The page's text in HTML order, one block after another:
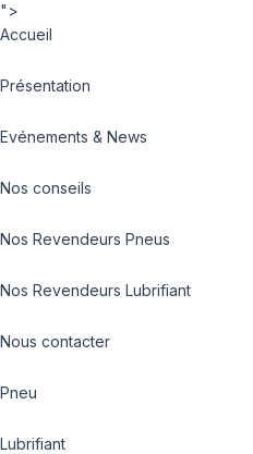
">
Accueil
Présentation
Evénements & News
Nos conseils
Nos Revendeurs Pneus
Nos Revendeurs Lubrifiant
Nous contacter
Pneu
Lubrifiant